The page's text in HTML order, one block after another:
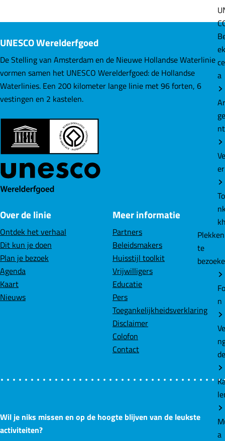
a
er
te
n
a
z
e
p
a
g
n
a
o
p
F
a
e
b
o
o
k
z
e
p
a
g
n
p
L
i
k
d
I
n
z
e
p
a
g
n
a
o
p
W
A
UNESCO Werelderfgoed
De Stelling van Amsterdam en de Nieuwe Hollandse Waterlinie
vormen samen het UNESCO Werelderfgoed: de Hollandse
Waterlinies. Een 200 kilometer lange linie met 96 forten, 6
vestingen en 2 kastelen.
Over de linie
Ontdek het verhaal
Dit kun je doen
Plan je bezoek
Agenda
Kaart
Nieuws
Meer informatie
Partners
Beleidsmakers
Huisstijl toolkit
Vrijwilligers
Educatie
Pers
Toegankelijkheidsverklaring
Disclaimer
Colofon
Contact
Wil je niks missen en op de hoogte blijven van de leukste
activiteiten?